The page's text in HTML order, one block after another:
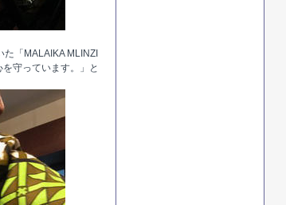
「MALAIKA MLINZI
守っています。」と